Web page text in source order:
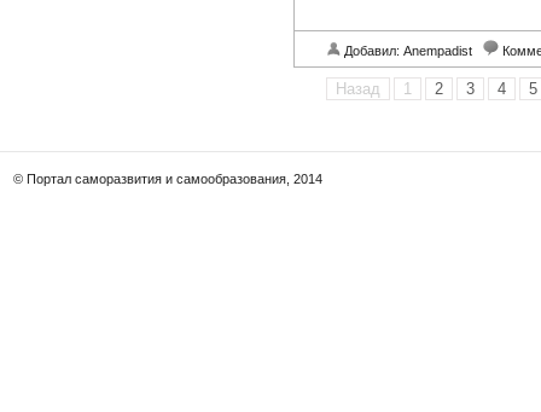
Добавил: Anempadist
Назад 1 2 3 4 5
© Портал саморазвития и самообразования, 2014